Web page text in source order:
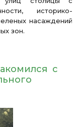
историко-
насаждений
зон.
с